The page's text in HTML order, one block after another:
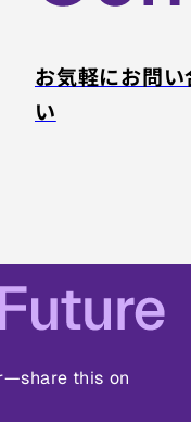
AI活用で圧倒的な
リソースを提供し
ます。
お気軽にお問
い
this on